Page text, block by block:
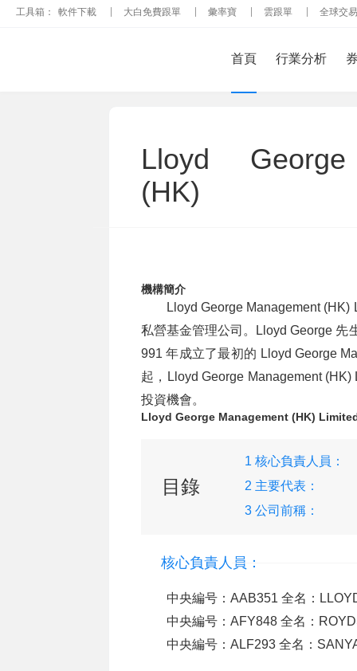
工具箱： 軟件下載 大白免費跟單 彙率寶 雲跟單 全球交
首頁 行業分析
Lloyd
(HK)
機構簡介
Lloyd George Management
私營基金管理公司。Lloyd George 先
991 年成立了最初的 Lloyd George
起，Lloyd George Management
投資機會。
Lloyd George Management (HK)
目錄
1 核心負責人員：
2 主要代表：
3 公司前稱：
核心負責人員：
中央編号：AAB351 全名：
中央編号：AFY848 全名：
中央編号：ALF293 全名：